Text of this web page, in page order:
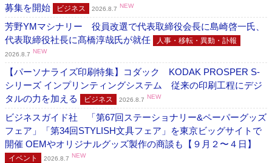
募集を開始
ビジネス 2026.8.7 NEW
芳野YMマシナリー 役員改選で代表取締役会長に島崎啓一氏、
代表取締役社長に髙橋淳哉氏が就任
人事・移転・異動・訃報
2026.8.7 NEW
【パーソナライズ印刷特集】コダック KODAK PROSPER S-
シリーズ インプリンティングシステム 従来の印刷工程にデジ
タルの力を加える
ビジネス 2026.8.7 NEW
ビジネスガイド社 「第67回ステーショナリー&ペーパーグッズ
フェア」「第34回STYLISH文具フェア」を東京ビッグサイトで
開催 OEMやオリジナルグッズ製作の商談も【９月２〜４日】
イベント 2026.8.7 NEW